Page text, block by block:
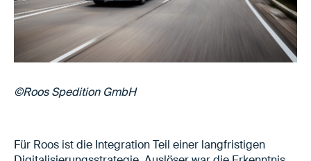
©Roos Spedition GmbH
Für Roos ist die Integration Teil einer langfristigen